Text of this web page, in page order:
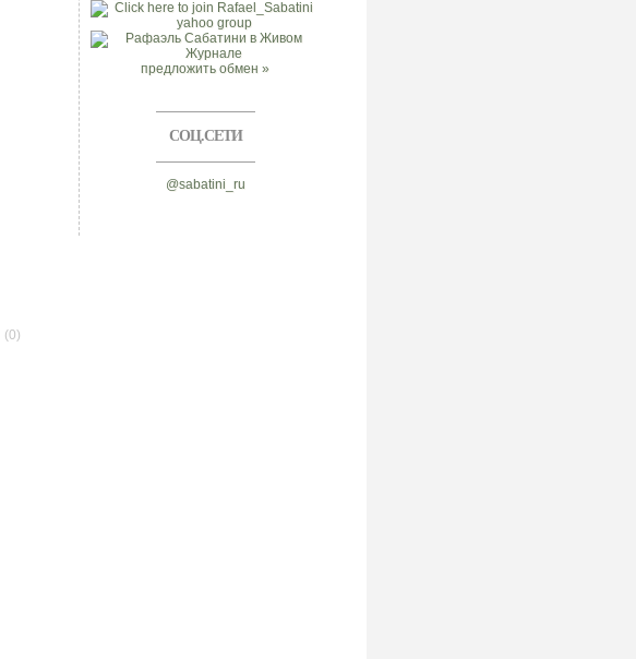
(0)
предложить обмен »
СОЦ.СЕТИ
@sabatini_ru